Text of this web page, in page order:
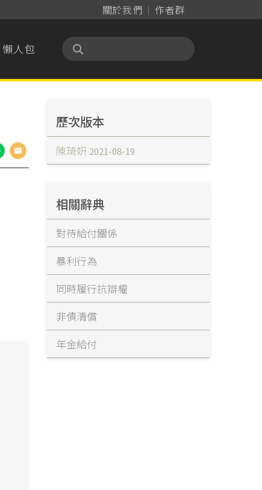
關於我們 作者群
懶人包
歷次版本
陳琦姸 2021-08-19
相關辭典
對待給付關係
暴利行為
同時履行抗辯權
非債清償
年金給付